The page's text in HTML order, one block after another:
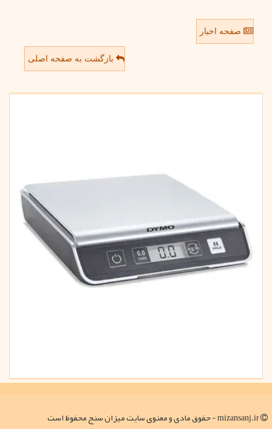
صفحه اخبار
بازگشت به صفحه اصلی